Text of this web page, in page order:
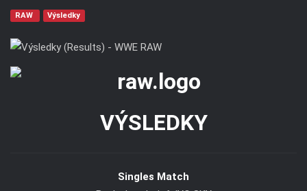
RAW Výsledky
VÝSLEDKY
Singles Match